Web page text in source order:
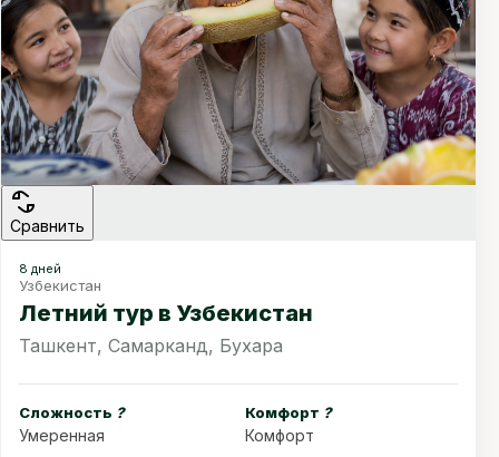
Сравнить
8 дней
Узбекистан
Летний тур в Узбекистан
Ташкент, Самарканд, Бухара
Сложность ?
Умеренная
Комфорт ?
Комфорт